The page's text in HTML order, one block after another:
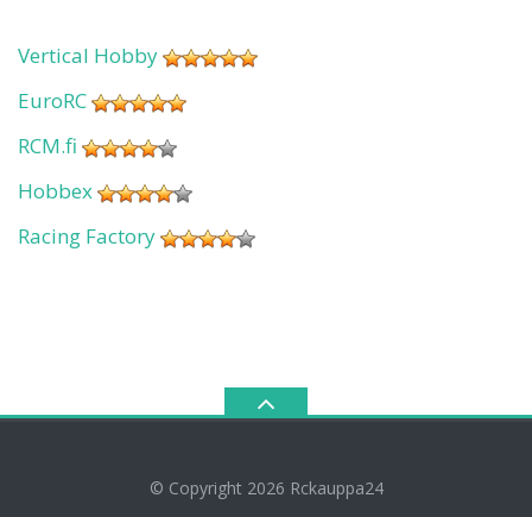
Vertical Hobby
EuroRC
RCM.fi
Hobbex
Racing Factory
© Copyright 2026 Rckauppa24